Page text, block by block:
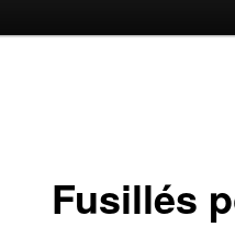
Fusillés